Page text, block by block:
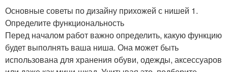
Основные советы по дизайну прихожей с нишей 1.
Определите функциональность
Перед началом работ важно определить, какую функцию
будет выполнять ваша ниша. Она может быть
использована для хранения обуви, одежды, аксессуаров